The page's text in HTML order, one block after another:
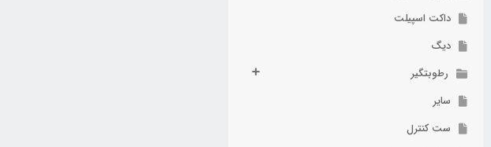
داکت اسپیلت
دیگ
رطوبتگیر
سایر
ست کنترل